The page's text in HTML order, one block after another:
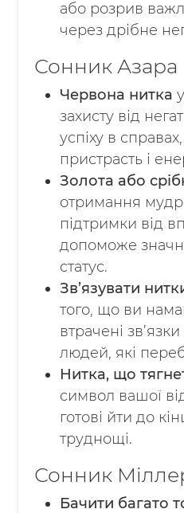
або розрив
через дрібне
Сонник Азара
Червона нитка
захисту від
успіху в
пристрасть і
Золота або
отримання
підтримки від
допоможе
статус.
Зв’язувати
того, що ви
втрачені
людей, які
Нитка, що
символ вашої
готові йти до
труднощі.
Сонник
Бачити багато